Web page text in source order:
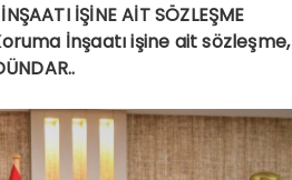
İŞİNE AİT SÖZLEŞME
İnşaatı işine ait sözleşme,